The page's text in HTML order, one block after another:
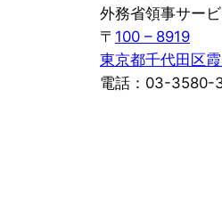
外務省領事サー
〒 100 – 8919
東京都千代田区
電話：03-